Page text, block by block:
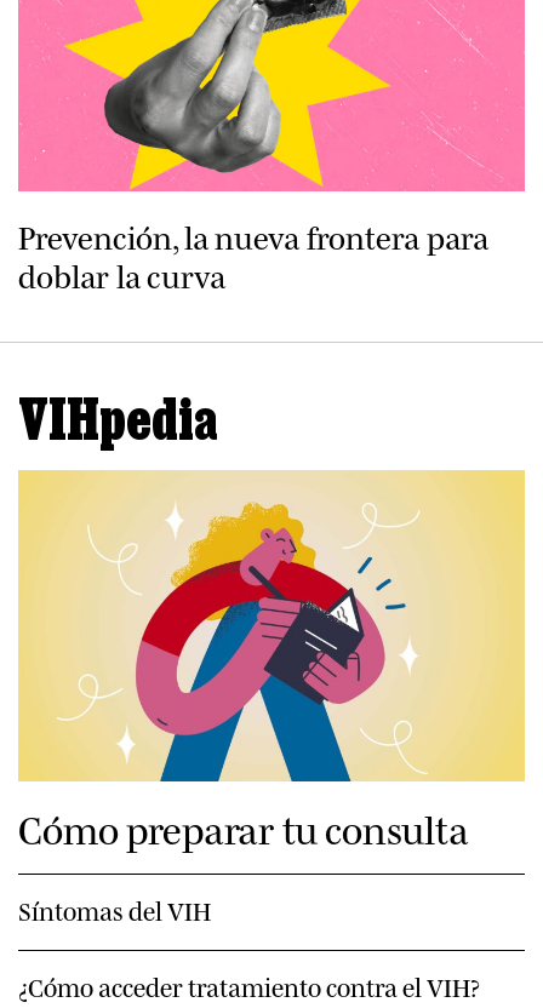
Prevención, la nueva frontera para
doblar la curva
VIHpedia
Cómo preparar tu consulta
Síntomas del VIH
¿Cómo acceder tratamiento contra el VIH?